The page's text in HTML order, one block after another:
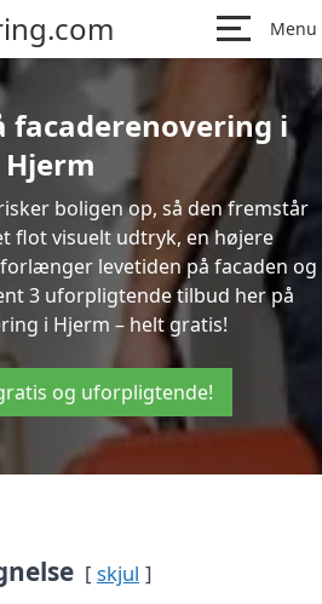
Menu
facaderenovering i
Hjerm
boligen op, så den fremstår
flot visuelt udtryk, en højere
levetiden på facaden og
3 uforpligtende tilbud her på
i Hjerm – helt gratis!
og uforpligtende!
skjul